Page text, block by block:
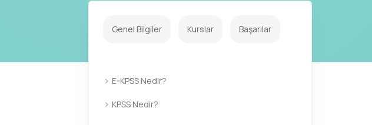
Genel Bilgiler Kurslar Başarılar
E-KPSS Nedir?
KPSS Nedir?